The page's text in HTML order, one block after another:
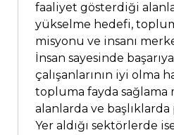
faaliyet gösterdiği
yükselme hedefi,
misyonu ve insanı
İnsan sayesinde
çalışanlarının iyi olma
topluma fayda sağlama
alanlarda ve
Yer aldığı sektörlerde